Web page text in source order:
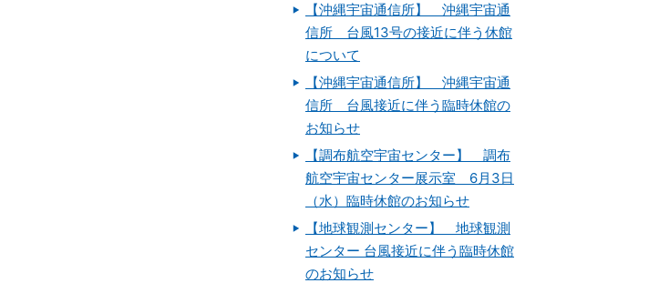
【沖縄宇宙通信所】 沖縄宇宙通
信所 台風13号の接近に伴う休館
について
【沖縄宇宙通信所】 沖縄宇宙通
信所 台風接近に伴う臨時休館の
お知らせ
【調布航空宇宙センター】 調布
航空宇宙センター展示室 6月3日
（水）臨時休館のお知らせ
【地球観測センター】 地球観測
センター 台風接近に伴う臨時休館
のお知らせ